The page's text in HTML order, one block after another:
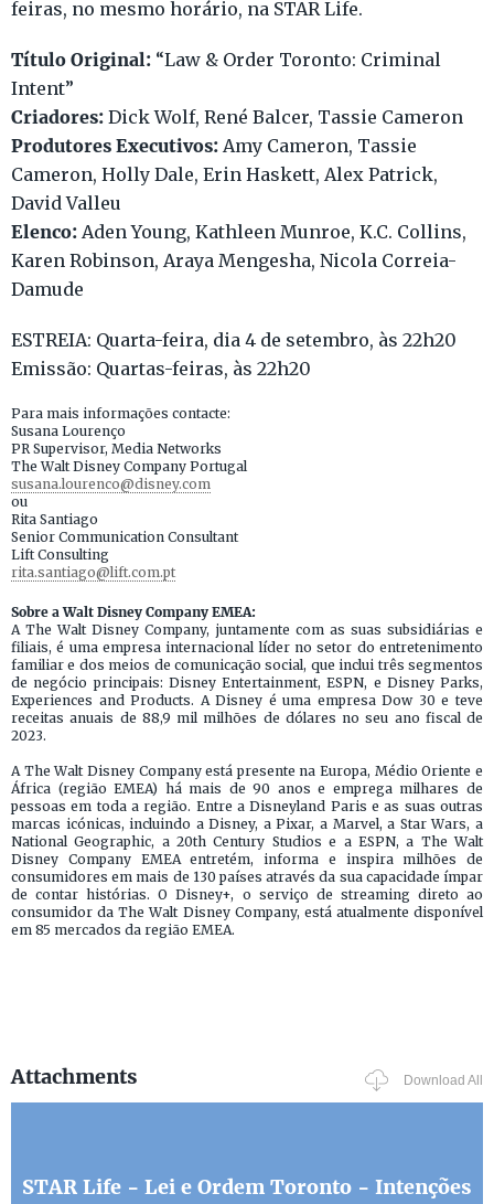
feiras, no mesmo horário, na STAR Life.
Título Original: “Law & Order Toronto: Criminal
Intent”
Criadores: Dick Wolf, René Balcer, Tassie Cameron
Produtores Executivos: Amy Cameron, Tassie
Cameron, Holly Dale, Erin Haskett, Alex Patrick,
David Valleu
Elenco: Aden Young, Kathleen Munroe, K.C. Collins,
Karen Robinson, Araya Mengesha, Nicola Correia-
Damude
ESTREIA: Quarta-feira, dia 4 de setembro, às 22h20
Emissão: Quartas-feiras, às 22h20
Para mais informações contacte:
Susana Lourenço
PR Supervisor, Media Networks
The Walt Disney Company Portugal
susana.lourenco@disney.com
ou
Rita Santiago
Senior Communication Consultant
Lift Consulting
rita.santiago@lift.com.pt
Sobre a Walt Disney Company EMEA:
A The Walt Disney Company, juntamente com as suas subsidiárias e
filiais, é uma empresa internacional líder no setor do entretenimento
familiar e dos meios de comunicação social, que inclui três segmentos
de negócio principais: Disney Entertainment, ESPN, e Disney Parks,
Experiences and Products. A Disney é uma empresa Dow 30 e teve
receitas anuais de 88,9 mil milhões de dólares no seu ano fiscal de
2023.
A The Walt Disney Company está presente na Europa, Médio Oriente e
África (região EMEA) há mais de 90 anos e emprega milhares de
pessoas em toda a região. Entre a Disneyland Paris e as suas outras
marcas icónicas, incluindo a Disney, a Pixar, a Marvel, a Star Wars, a
National Geographic, a 20th Century Studios e a ESPN, a The Walt
Disney Company EMEA entretém, informa e inspira milhões de
consumidores em mais de 130 países através da sua capacidade ímpar
de contar histórias. O Disney+, o serviço de streaming direto ao
consumidor da The Walt Disney Company, está atualmente disponível
em 85 mercados da região EMEA.
Attachments Download All
STAR Life - Lei e Ordem Toronto - Intenções